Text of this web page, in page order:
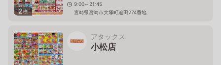
2枚
9:00～21:45
宮崎県宮崎市大塚町迫田274番地
アタックス
小松店